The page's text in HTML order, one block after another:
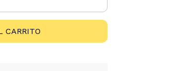
CARRITO